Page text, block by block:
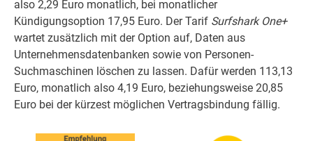
also 2,29 Euro monatlich, bei monatlicher
Kündigungsoption 17,95 Euro. Der Tarif Surfshark One+
wartet zusätzlich mit der Option auf, Daten aus
Unternehmensdatenbanken sowie von Personen-
Suchmaschinen löschen zu lassen. Dafür werden 113,13
Euro, monatlich also 4,19 Euro, beziehungsweise 20,85
Euro bei der kürzest möglichen Vertragsbindung fällig.